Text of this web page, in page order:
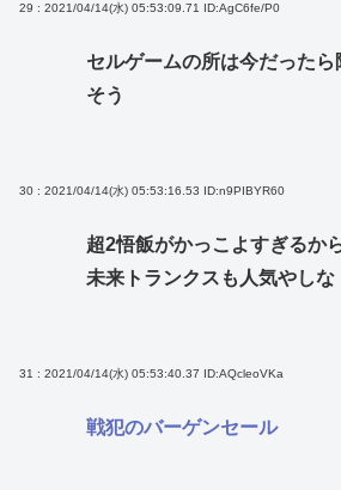
29 : 2021/04/14(水) 05:53:09.71 ID:AgC6fe/P0
セルゲームの所は今だった
そう
30 : 2021/04/14(水) 05:53:16.53 ID:n9PIBYR60
超2悟飯がかっこよすぎるか
未来トランクスも人気やしな
31 : 2021/04/14(水) 05:53:40.37 ID:AQcleoVKa
戦犯のバーゲンセール